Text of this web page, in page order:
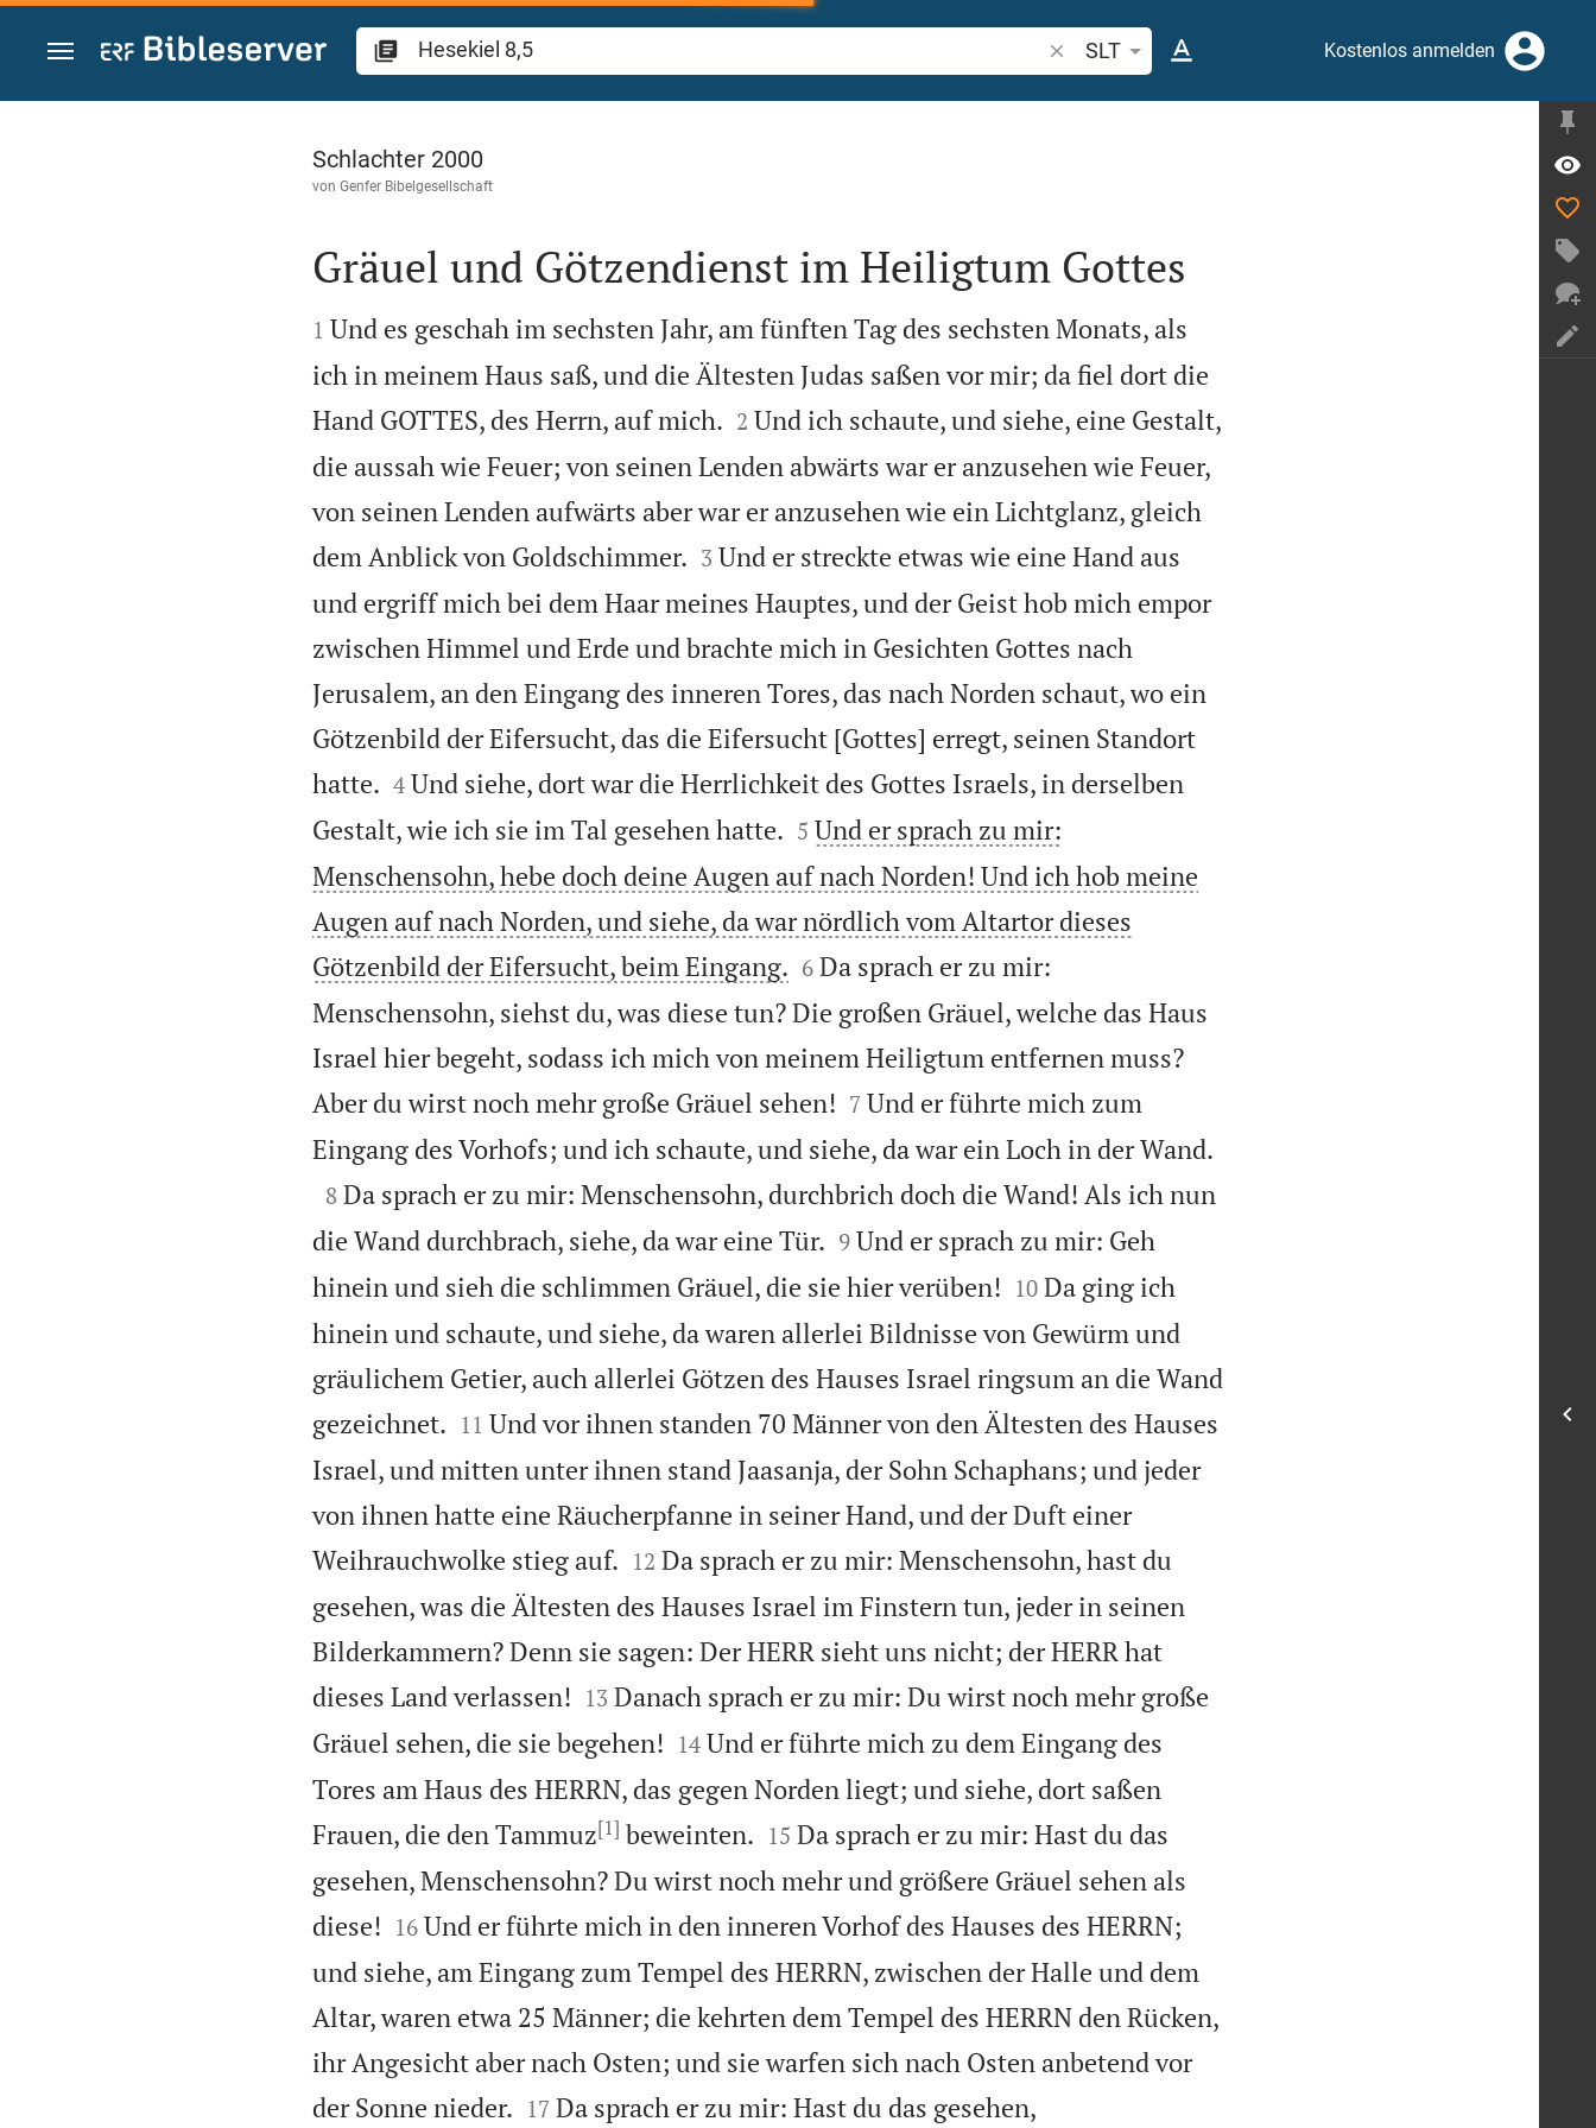
Zum Inhalt springen
Bibelstelle oder Begriff suchen
SLT Kostenlos anmelden
Hesekiel 8
Schlachter 2000
von Genfer Bibelgesellschaft

Gräuel und Götzendienst im Heiligtum Gottes

1 Und es geschah im sechsten Jahr, am fünften Tag des sechsten Monats, als
ich in meinem Haus saß, und die Ältesten Judas saßen vor mir; da fiel dort die
Hand GOTTES, des Herrn, auf mich.
2 Und ich schaute, und siehe, eine Gestalt,
die aussah wie Feuer; von seinen Lenden abwärts war er anzusehen wie Feuer,
von seinen Lenden aufwärts aber war er anzusehen wie ein Lichtglanz, gleich
dem Anblick von Goldschimmer.
3 Und er streckte etwas wie eine Hand aus
und ergriff mich bei dem Haar meines Hauptes, und der Geist hob mich empor
zwischen Himmel und Erde und brachte mich in Gesichten Gottes nach
Jerusalem, an den Eingang des inneren Tores, das nach Norden schaut, wo ein
Götzenbild der Eifersucht, das die Eifersucht [Gottes] erregt, seinen Standort
hatte.
4 Und siehe, dort war die Herrlichkeit des Gottes Israels, in derselben
Gestalt, wie ich sie im Tal gesehen hatte.
5 Und er sprach zu mir:
Menschensohn, hebe doch deine Augen auf nach Norden! Und ich hob meine
Augen auf nach Norden, und siehe, da war nördlich vom Altartor dieses
Götzenbild der Eifersucht, beim Eingang.
6 Da sprach er zu mir:
Menschensohn, siehst du, was diese tun? Die großen Gräuel, welche das Haus
Israel hier begeht, sodass ich mich von meinem Heiligtum entfernen muss?
Aber du wirst noch mehr große Gräuel sehen!
7 Und er führte mich zum
Eingang des Vorhofs; und ich schaute, und siehe, da war ein Loch in der Wand.

8 Da sprach er zu mir: Menschensohn, durchbrich doch die Wand! Als ich nun
die Wand durchbrach, siehe, da war eine Tür.
9 Und er sprach zu mir: Geh
hinein und sieh die schlimmen Gräuel, die sie hier verüben!
10 Da ging ich
hinein und schaute, und siehe, da waren allerlei Bildnisse von Gewürm und
gräulichem Getier, auch allerlei Götzen des Hauses Israel ringsum an die Wand
gezeichnet.
11 Und vor ihnen standen 70 Männer von den Ältesten des Hauses
Israel, und mitten unter ihnen stand Jaasanja, der Sohn Schaphans; und jeder
von ihnen hatte eine Räucherpfanne in seiner Hand, und der Duft einer
Weihrauchwolke stieg auf.
12 Da sprach er zu mir: Menschensohn, hast du
gesehen, was die Ältesten des Hauses Israel im Finstern tun, jeder in seinen
Bilderkammern? Denn sie sagen: Der HERR sieht uns nicht; der HERR hat
dieses Land verlassen!
13 Danach sprach er zu mir: Du wirst noch mehr große
Gräuel sehen, die sie begehen!
14 Und er führte mich zu dem Eingang des
Tores am Haus des HERRN, das gegen Norden liegt; und siehe, dort saßen
Frauen, die den Tammuz[1] beweinten.
15 Da sprach er zu mir: Hast du das
gesehen, Menschensohn? Du wirst noch mehr und größere Gräuel sehen als
diese!
16 Und er führte mich in den inneren Vorhof des Hauses des HERRN;
und siehe, am Eingang zum Tempel des HERRN, zwischen der Halle und dem
Altar, waren etwa 25 Männer; die kehrten dem Tempel des HERRN den Rücken,
ihr Angesicht aber nach Osten; und sie warfen sich nach Osten anbetend vor
der Sonne nieder.
17 Da sprach er zu mir: Hast du das gesehen,